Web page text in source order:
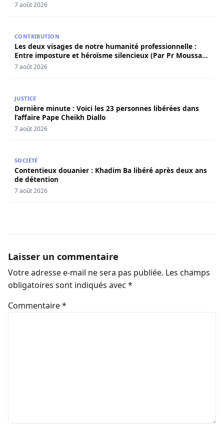
7 août 2026
CONTRIBUTION
Les deux visages de notre humanité professionnelle :
Entre imposture et héroïsme silencieux (Par Pr Moussa
Seydi)
7 août 2026
JUSTICE
Dernière minute : Voici les 23 personnes libérées dans
l’affaire Pape Cheikh Diallo
7 août 2026
SOCIÉTÉ
Contentieux douanier : Khadim Ba libéré après deux ans
de détention
7 août 2026
Laisser un commentaire
Votre adresse e-mail ne sera pas publiée. Les champs
obligatoires sont indiqués avec *
Commentaire*